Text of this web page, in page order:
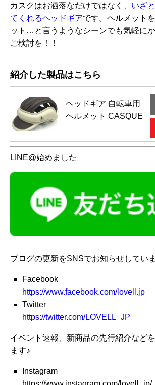
カスクはお洒落なだけではなく、 いざ
てくれるヘッドギアです。ヘルメット
ット…と言うようなシーンでも気軽にか
ご検討を！！
紹介した製品はこちら
ヘッドギア 自転車用
ヘルメット CASQUE
LINE@始めました
ブログの更新をSNSでお知らせしてい
Facebook
https://www.facebook.com/lovell.jp
Twitter
https://twitter.com/LOVELL_JP
イベント速報、新商品の先行紹介など
ます♪
Instagram